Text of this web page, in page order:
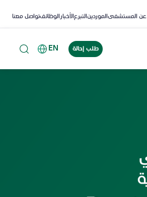
عن المستشفىالموردينالتبرعالأخبارالوظائفتواصل معنا
طلب إحالة EN